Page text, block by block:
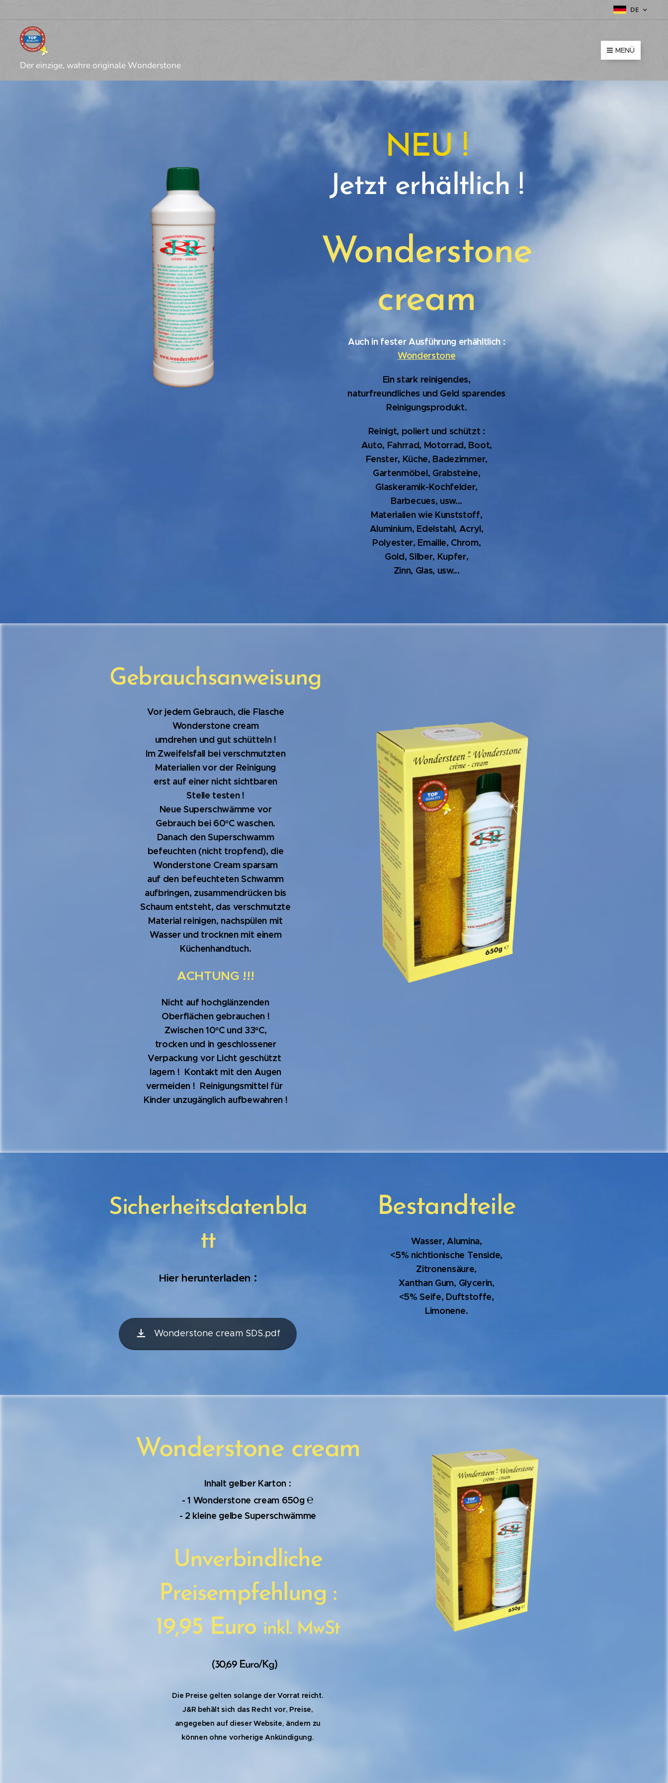
DE
Der einzige, wahre originale Wonderstone
MENÜ
NEU !
Jetzt erhältlich !
Wonderstone
cream
Auch in fester Ausführung erhähltlich :
Wonderstone
Ein stark reinigendes,
naturfreundliches und Geld sparendes
Reinigungsprodukt.
Reinigt, poliert und schützt :
Auto, Fahrrad, Motorrad, Boot,
Fenster, Küche, Badezimmer,
Gartenmöbel, Grabsteine,
Glaskeramik-Kochfelder,
Barbecues, usw...
Materialien wie Kunststoff,
Aluminium, Edelstahl, Acryl,
Polyester, Emaille, Chrom,
Gold, Silber, Kupfer,
Zinn, Glas, usw...
Gebrauchsanweisung
Vor jedem Gebrauch, die Flasche
Wonderstone cream
umdrehen und gut schütteln !
Im Zweifelsfall bei verschmutzten
Materialien vor der Reinigung
erst auf einer nicht sichtbaren
Stelle testen !
Neue Superschwämme vor
Gebrauch bei 60°C waschen.
Danach den Superschwamm
befeuchten (nicht tropfend), die
Wonderstone Cream sparsam
auf den befeuchteten Schwamm
aufbringen, zusammendrücken bis
Schaum entsteht, das verschmutzte
Material reinigen, nachspülen mit
Wasser und trocknen mit einem
Küchenhandtuch.
ACHTUNG !!!
Nicht auf hochglänzenden
Oberflächen gebrauchen !
Zwischen 10°C und 33°C,
trocken und in geschlossener
Verpackung vor Licht geschützt
lagern ! Kontakt mit den Augen
vermeiden ! Reinigungsmittel für
Kinder unzugänglich aufbewahren !
Sicherheitsdatenbla
tt
Hier herunterladen :
Wonderstone cream SDS.pdf
Bestandteile
Wasser, Alumina,
<5% nichtionische Tenside,
Zitronensäure,
Xanthan Gum, Glycerin,
<5% Seife, Duftstoffe,
Limonene.
Wonderstone cream
Inhalt gelber Karton :
- 1 Wonderstone cream 650g ℮
- 2 kleine gelbe Superschwämme
Unverbindliche
Preisempfehlung :
19,95 Euro inkl. MwSt
(30,69 Euro/Kg)
Die Preise gelten solange der Vorrat reicht.
J&R beh¨ält sich das Recht vor, Preise,
angegeben auf dieser Website, ändern zu
können ohne vorherige Ankündigung.